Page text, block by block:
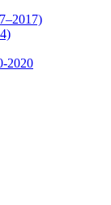
2020